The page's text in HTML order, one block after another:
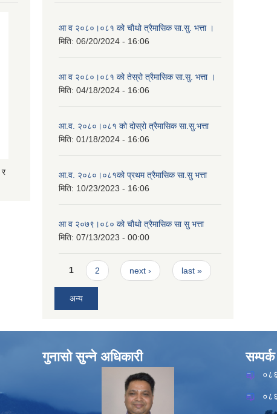
आ व २०८०।०८१ को चौथो त्रैमासिक सा.सु. भत्ता ।
मिति: 06/20/2024 - 16:06
आ व २०८०।०८१ को तेस्रो त्रैमासिक सा.सु. भत्ता ।
मिति: 04/18/2024 - 16:06
आ.व. २०८०।०८१ को दोस्रो त्रैमासिक सा.सु.भत्ता
मिति: 01/18/2024 - 16:06
आ.व. २०८०।०८१को प्रथम त्रैमासिक सा.सु भत्ता
मिति: 10/23/2023 - 16:06
आ व २०७९।०८० को चौथो त्रैमासिक सा सु भत्ता
मिति: 07/13/2023 - 00:00
Pages
1 2 next › last »
अन्य
गुनासो सुन्ने अधिकारी सम्पर्क